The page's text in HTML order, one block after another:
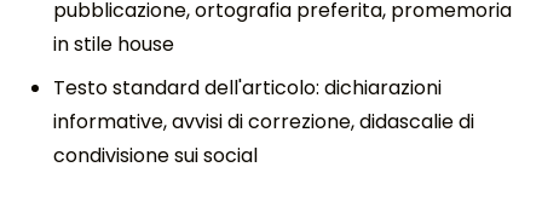
pubblicazione, ortografia preferita, promemoria
in stile house
Testo standard dell'articolo: dichiarazioni
informative, avvisi di correzione, didascalie di
condivisione sui social